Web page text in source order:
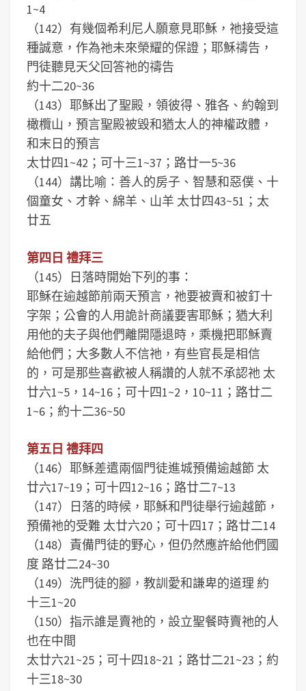
1~4
（142）有幾個希利尼人願意見耶穌，祂接受這
種誠意，作為祂未來榮耀的保證；耶穌禱告，
門徒聽見天父回答祂的禱告
約十二20~36
（143）耶穌出了聖殿，領彼得、雅各、約翰到
橄欖山，預言聖殿被毀和猶太人的神權政體，
和末日的預言
太廿四1~42；可十三1~37；路廿一5~36
（144）講比喻：善人的房子、智慧和惡僕、十
個童女、才幹、綿羊、山羊 太廿四43~51；太
廿五
第四日 禮拜三
（145）日落時開始下列的事：
耶穌在逾越節前兩天預言，祂要被賣和被釘十
字架；公會的人用詭計商議要害耶穌；猶大利
用他的夫子與他們離開隱退時，乘機把耶穌賣
給他們；大多數人不信祂，有些官長是相信
的，可是那些喜歡被人稱讚的人就不承認祂 太
廿六1~5，14~16；可十四1~2，10~11；路廿二
1~6；約十二36~50
第五日 禮拜四
（146）耶穌差遣兩個門徒進城預備逾越節 太
廿六17~19；可十四12~16；路廿二7~13
（147）日落的時候，耶穌和門徒舉行逾越節，
預備祂的受難 太廿六20；可十四17；路廿二14
（148）責備門徒的野心，但仍然應許給他們國
度 路廿二24~30
（149）洗門徒的腳，教訓愛和謙卑的道理 約
十三1~20
（150）指示誰是賣祂的，設立聖餐時賣祂的人
也在中間
太廿六21~25；可十四18~21；路廿二21~23；約
十三18~30